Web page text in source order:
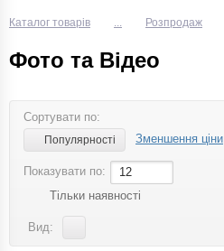
Каталог товарів ... Розпродаж
Фото та Відео
Сортувати по:
Популярності Зменшення ціни
Показувати по:
12
Тільки наявності
Вид: